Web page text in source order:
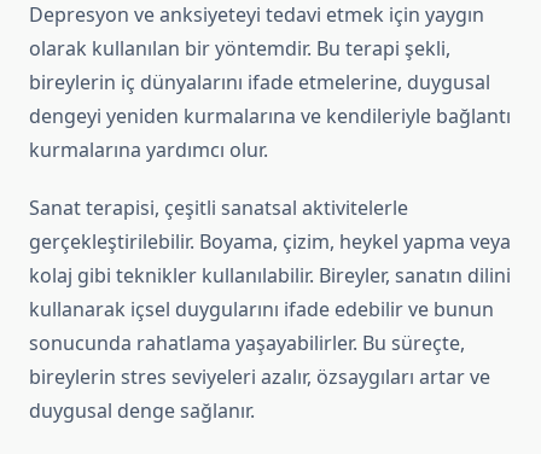
Depresyon ve anksiyeteyi tedavi etmek için yaygın
olarak kullanılan bir yöntemdir. Bu terapi şekli,
bireylerin iç dünyalarını ifade etmelerine, duygusal
dengeyi yeniden kurmalarına ve kendileriyle bağlantı
kurmalarına yardımcı olur.
Sanat terapisi, çeşitli sanatsal aktivitelerle
gerçekleştirilebilir. Boyama, çizim, heykel yapma veya
kolaj gibi teknikler kullanılabilir. Bireyler, sanatın dilini
kullanarak içsel duygularını ifade edebilir ve bunun
sonucunda rahatlama yaşayabilirler. Bu süreçte,
bireylerin stres seviyeleri azalır, özsaygıları artar ve
duygusal denge sağlanır.